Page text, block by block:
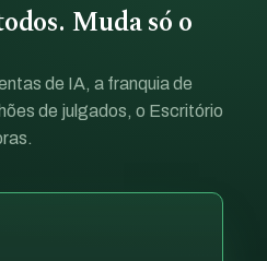
Muda só o
de IA, a franquia de
de julgados, o Escritório